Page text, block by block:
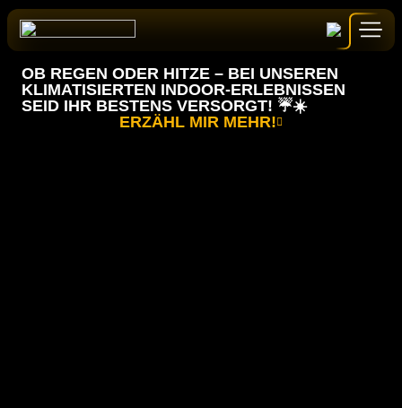
Zum
Inhalt
OB REGEN ODER HITZE – BEI UNSEREN
KLIMATISIERTEN INDOOR-ERLEBNISSEN
SEID IHR BESTENS VERSORGT! ☔️☀️
ERZÄHL MIR MEHR!